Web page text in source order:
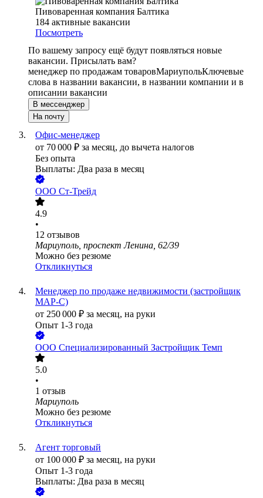
Пивоваренная компания Балтика
184 активные вакансии
Посмотреть
По вашему запросу ещё будут появляться новые
вакансии. Присылать вам?
менеджер по продажам товаровМариупольКлючевые
слова в названии вакансии, в названии компании и в
описании вакансии
В мессенджер
На почту
Офис-менеджер
от 70 000 ₽ за месяц, до вычета налогов
Без опыта
Выплаты: Два раза в месяц
ООО Ст-Трейд
4.9
•
12 отзывов
Мариуполь, проспект Ленина, 62/39
Можно без резюме
Откликнуться
Менеджер по продаже недвижимости (застройщик
МАР-С)
от 250 000 ₽ за месяц, на руки
Опыт 1-3 года
ООО Специализированный Застройщик Темп
5.0
•
1 отзыв
Мариуполь
Можно без резюме
Откликнуться
Агент торговый
от 100 000 ₽ за месяц, на руки
Опыт 1-3 года
Выплаты: Два раза в месяц